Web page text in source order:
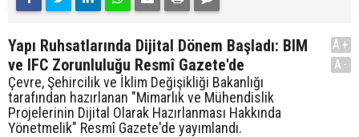
Yapı Ruhsatlarında Dijital Dönem Başladı: BIM
ve IFC Zorunluluğu Resmî Gazete'de
Çevre, Şehircilik ve İklim Değişikliği Bakanlığı
tarafından hazırlanan "Mimarlık ve Mühendislik
Projelerinin Dijital Olarak Hazırlanması Hakkında
Yönetmelik" Resmî Gazete'de yayımlandı.
A+
A-